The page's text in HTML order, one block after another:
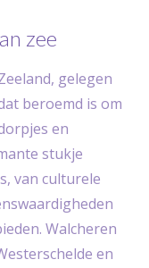
zee
gelegen
beroemd is om
en
stukje
van culturele
Walcheren
en